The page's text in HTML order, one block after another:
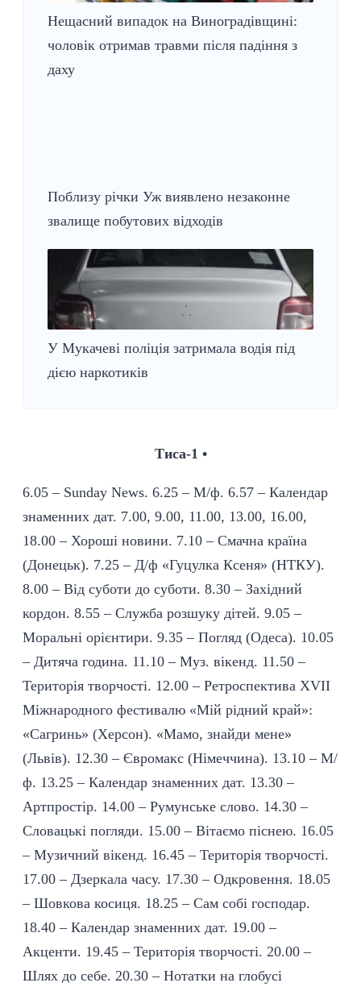
Нещасний випадок на Виноградівщині:
чоловік отримав травми після падіння з
даху
Поблизу річки Уж виявлено незаконне
звалище побутових відходів
У Мукачеві поліція затримала водія під
дією наркотиків
Тиса-1 •
6.05 – Sunday News. 6.25 – М/ф. 6.57 – Календар
знаменних дат. 7.00, 9.00, 11.00, 13.00, 16.00,
18.00 – Хороші новини. 7.10 – Смачна країна
(Донецьк). 7.25 – Д/ф «Гуцулка Ксеня» (НТКУ).
8.00 – Від суботи до суботи. 8.30 – Західний
кордон. 8.55 – Служба розшуку дітей. 9.05 –
Моральні орієнтири. 9.35 – Погляд (Одеса). 10.05
– Дитяча година. 11.10 – Муз. вікенд. 11.50 –
Територія творчості. 12.00 – Ретроспектива XVII
Міжнародного фестивалю «Мій рідний край»:
«Сагринь» (Херсон). «Мамо, знайди мене»
(Львів). 12.30 – Євромакс (Німеччина). 13.10 – М/
ф. 13.25 – Календар знаменних дат. 13.30 –
Артпростір. 14.00 – Румунське слово. 14.30 –
Словацькі погляди. 15.00 – Вітаємо піснею. 16.05
– Музичний вікенд. 16.45 – Територія творчості.
17.00 – Дзеркала часу. 17.30 – Одкровення. 18.05
– Шовкова косиця. 18.25 – Сам собі господар.
18.40 – Календар знаменних дат. 19.00 –
Акценти. 19.45 – Територія творчості. 20.00 –
Шлях до себе. 20.30 – Нотатки на глобусі